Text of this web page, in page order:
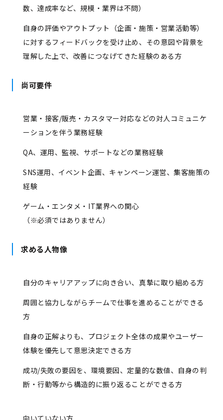
数、達成率など、規模・業界は不問）
自身の評価やアウトプット（企画・施策・営業活動等）
に対するフィードバックを受け止め、その意図や背景を
理解した上で、改善につなげてきた経験のある方
尚可要件
営業・接客/販売・カスタマー対応などの対人コミュニケ
ーションを伴う業務経験
QA、運用、監視、サポートなどの業務経験
SNS運用、イベント企画、キャンペーン運営、集客施策の
経験
ゲーム・エンタメ・IT業界への関心
（※必須ではありません）
求める人物像
自分のキャリアアップに向き合い、真摯に取り組める方
周囲と協力しながらチームで仕事を進めることができる
方
自身の正解よりも、プロジェクト全体の成果やユーザー
体験を優先して意思決定できる方
成功/失敗の要因を、環境要因、定量的な数値、自身の判
断・行動等から構造的に振り返ることができる方